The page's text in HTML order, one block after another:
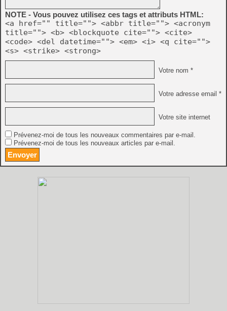
NOTE - Vous pouvez utilisez ces tags et attributs HTML:
<a href="" title=""> <abbr title=""> <acronym
title=""> <b> <blockquote cite=""> <cite>
<code> <del datetime=""> <em> <i> <q cite="">
<s> <strike> <strong>
Votre nom *
Votre adresse email *
Votre site internet
Prévenez-moi de tous les nouveaux commentaires par e-mail.
Prévenez-moi de tous les nouveaux articles par e-mail.